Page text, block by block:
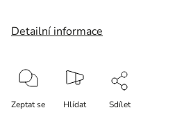
Detailní informace
Zeptat se Hlídat Sdílet